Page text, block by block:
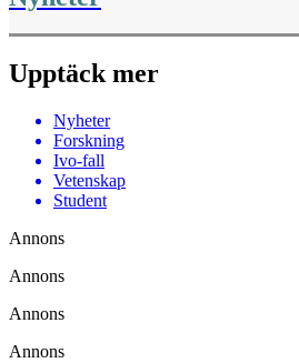
Upptäck mer
Nyheter
Forskning
Ivo-fall
Vetenskap
Student
Annons
Annons
Annons
Annons